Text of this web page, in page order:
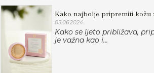
Kako najbolje pripremiti kožu
05.06.2024.
Kako se ljeto približava,
je važna kao i...